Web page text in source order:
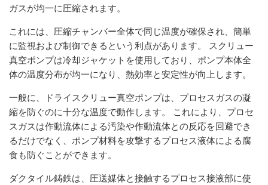
ガスが均一に圧縮されます。
これには、圧縮チャンバー全体で同じ温度が確保され、簡単
に監視および制御できるという利点があります。 スクリュー
真空ポンプは冷却ジャケットを使用しており、ポンプ本体全
体の温度分布が均一になり、熱効率と安定性が向上します。
一般に、ドライスクリュー真空ポンプは、プロセスガスの凝
縮を防ぐのに十分な温度で動作します。 これにより、プロセ
スガスは作動流体による汚染や作動流体との反応を回避でき
るだけでなく、ポンプ材料を攻撃するプロセス液体による腐
食も防ぐことができます。
ダクタイル鋳鉄は、圧送媒体と接触するプロセス接液部に使